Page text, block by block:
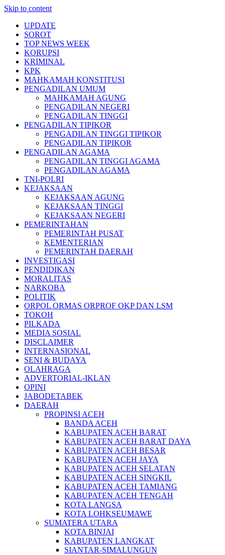
Skip to content
UPDATE
SOROT
TOP NEWS WEEK
KORUPSI
KRIMINAL
KPK
MAHKAMAH KONSTITUSI
PENGADILAN UMUM
MAHKAMAH AGUNG
PENGADILAN NEGERI
PENGADILAN TINGGI
PENGADILAN TIPIKOR
PENGADILAN TINGGI TIPIKOR
PENGADILAN TIPIKOR
PENGADILAN AGAMA
PENGADILAN TINGGI AGAMA
PENGADILAN AGAMA
TNI-POLRI
KEJAKSAAN
KEJAKSAAN AGUNG
KEJAKSAAN TINGGI
KEJAKSAAN NEGERI
PEMERINTAHAN
PEMERINTAH PUSAT
KEMENTERIAN
PEMERINTAH DAERAH
INVESTIGASI
PENDIDIKAN
MORALITAS
NARKOBA
POLITIK
ORPOL ORMAS ORPROF OKP DAN LSM
TOKOH
PILKADA
MEDIA SOSIAL
DISCLAIMER
INTERNASIONAL
SENI & BUDAYA
OLAHRAGA
ADVERTORIAL-IKLAN
OPINI
JABODETABEK
DAERAH
PROPINSI ACEH
BANDA ACEH
KABUPATEN ACEH BARAT
KABUPATEN ACEH BARAT DAYA
KABUPATEN ACEH BESAR
KABUPATEN ACEH JAYA
KABUPATEN ACEH SELATAN
KABUPATEN ACEH SINGKIL
KABUPATEN ACEH TAMIANG
KABUPATEN ACEH TENGAH
KOTA LANGSA
KOTA LOHKSEUMAWE
SUMATERA UTARA
KOTA BINJAI
KABUPATEN LANGKAT
SIANTAR-SIMALUNGUN